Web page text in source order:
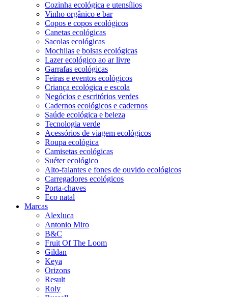
Cozinha ecológica e utensílios
Vinho orgânico e bar
Copos e copos ecológicos
Canetas ecológicas
Sacolas ecológicas
Mochilas e bolsas ecológicas
Lazer ecológico ao ar livre
Garrafas ecológicas
Feiras e eventos ecológicos
Criança ecológica e escola
Negócios e escritórios verdes
Cadernos ecológicos e cadernos
Saúde ecológica e beleza
Tecnologia verde
Acessórios de viagem ecológicos
Roupa ecológica
Camisetas ecológicas
Suéter ecológico
Alto-falantes e fones de ouvido ecológicos
Carregadores ecológicos
Porta-chaves
Eco natal
Marcas
Alexluca
Antonio Miro
B&C
Fruit Of The Loom
Gildan
Keya
Orizons
Result
Roly